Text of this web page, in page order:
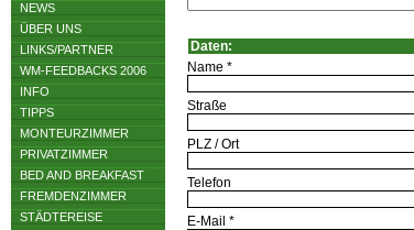
NEWS
ÜBER UNS
LINKS/PARTNER
WM-FEEDBACKS 2006
INFO
TIPPS
MONTEURZIMMER
PRIVATZIMMER
BED AND BREAKFAST
FREMDENZIMMER
STÄDTEREISE
Daten:
Name *
Straße
PLZ / Ort
Telefon
E-Mail *